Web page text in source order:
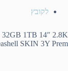
לקובץ
1TB 14″ 2.8K
SKIN 3Y Prem